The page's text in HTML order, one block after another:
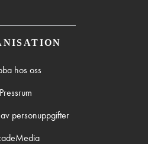
hos oss
Pressrum
personuppgifter